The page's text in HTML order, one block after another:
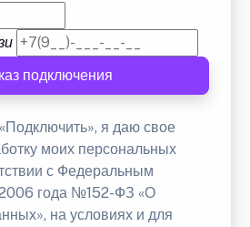
подключения
я даю свое
моих персональных
с Федеральным
года №152-ФЗ «О
на условиях и для